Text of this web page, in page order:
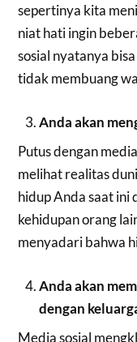
sepertinya kita
niat hati ingin
sosial nyatanya
tidak membuang
Anda akan
Putus dengan
melihat realitas
hidup Anda saat ini
kehidupan orang
menyadari bahwa
Anda akan
dengan
Media sosial